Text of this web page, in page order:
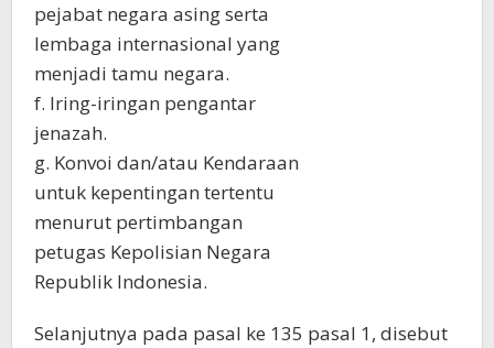
pejabat negara asing serta
lembaga internasional yang
menjadi tamu negara.
f. Iring-iringan pengantar
jenazah.
g. Konvoi dan/atau Kendaraan
untuk kepentingan tertentu
menurut pertimbangan
petugas Kepolisian Negara
Republik Indonesia.
Selanjutnya pada pasal ke 135 pasal 1, disebut